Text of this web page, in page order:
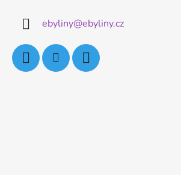
ebyliny@ebyliny.cz